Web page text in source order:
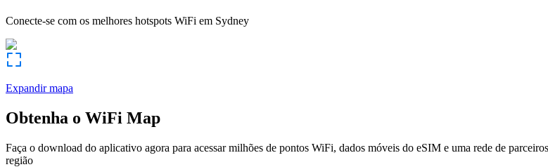
Conecte-se com os melhores hotspots WiFi em Sydney
Expandir mapa
Obtenha o WiFi Map
Faça o download do aplicativo agora para acessar milhões de pontos WiFi, dados móveis do eSIM e uma rede de
região